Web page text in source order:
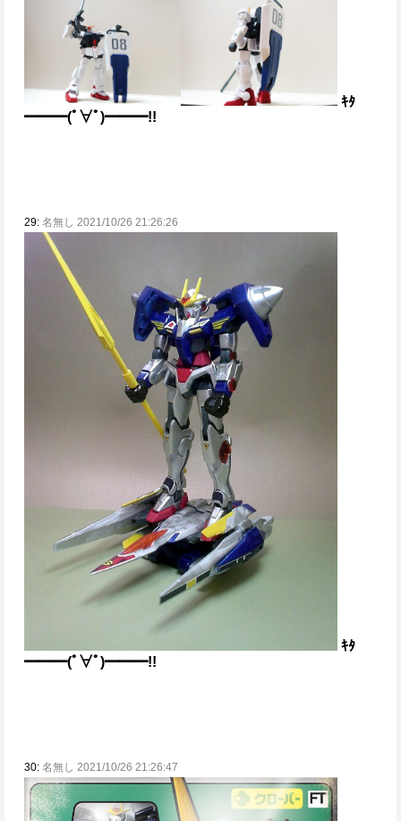
ｷﾀ
━━━(ﾟ∀ﾟ)━━━!!
29: 名無し 2021/10/26 21:26:26
ｷﾀ
━━━(ﾟ∀ﾟ)━━━!!
30: 名無し 2021/10/26 21:26:47